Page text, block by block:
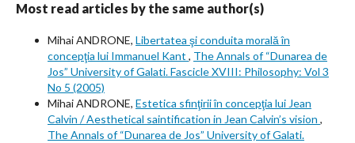
Most read articles by the same author(s)
Mihai ANDRONE, Libertatea şi conduita morală în
concepţia lui Immanuel Kant , The Annals of “Dunarea de
Jos” University of Galati. Fascicle XVIII: Philosophy: Vol 3
No 5 (2005)
Mihai ANDRONE, Estetica sfinţirii în concepţia lui Jean
Calvin / Aesthetical saintification in Jean Calvin’s vision ,
The Annals of “Dunarea de Jos” University of Galati.